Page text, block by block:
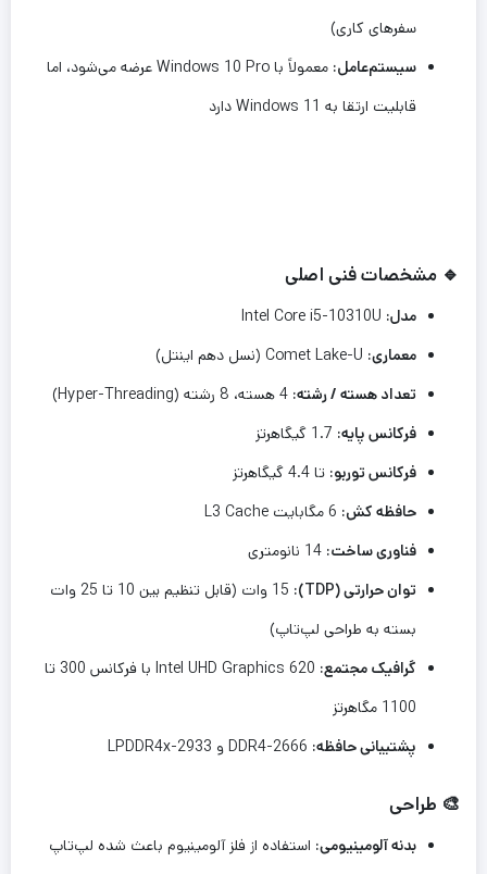
سفرهای کاری)
سیستم‌عامل:
معمولاً با Windows 10 Pro عرضه می‌شود، اما
قابلیت ارتقا به Windows 11 دارد
🔹 مشخصات فنی اصلی
مدل:
معماری:
تعداد هسته / رشته:
فرکانس پایه:
فرکانس توربو: تا 4.4 گیگاهرتز
حافظه کش:
فناوری ساخت:
توان حرارتی (TDP):
15 وات (قابل تنظیم بین 10 تا 25 وات
بسته به طراحی لپ‌تاپ)
گرافیک مجتمع:
Intel UHD Graphics 620 با فرکانس 300 تا
1100 مگاهرتز
پشتیبانی حافظه:
🎨 طراحی
بدنه آلومینیومی: استفاده از فلز آلومینیوم باعث شده لپ‌تاپ